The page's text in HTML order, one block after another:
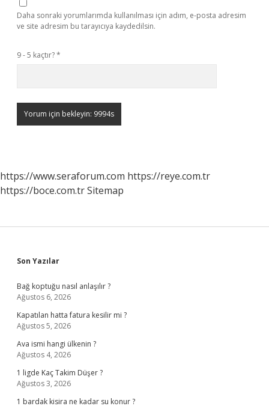
Daha sonraki yorumlarımda kullanılması için adım, e-posta adresim
ve site adresim bu tarayıcıya kaydedilsin.
9 - 5 kaçtır?*
https://www.seraforum.com https://reye.com.tr
https://boce.com.trSitemap
Sidebar
Son Yazılar
Bağ koptuğu nasıl anlaşılır ?
Ağustos 6, 2026
Kapatılan hatta fatura kesilir mi ?
Ağustos 5, 2026
Ava ismi hangi ülkenin ?
Ağustos 4, 2026
1 ligde Kaç Takim Düşer ?
Ağustos 3, 2026
1 bardak kisira ne kadar su konur ?